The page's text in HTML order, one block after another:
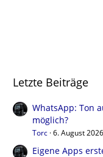
Letzte Beiträge
WhatsApp: Ton
möglich?
Torc 6. August
Eigene Apps